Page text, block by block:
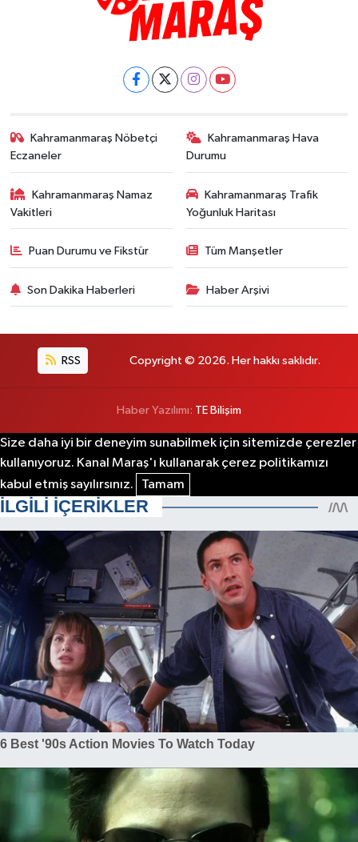
Kahramanmaraş Nöbetçi
Eczaneler
Kahramanmaraş Hava
Durumu
Kahramanmaraş Namaz
Vakitleri
Kahramanmaraş Trafik
Yoğunluk Haritası
Puan Durumu ve Fikstür Tüm Manşetler
Son Dakika Haberleri Haber Arşivi
RSS Copyright © 2026. Her hakkı saklıdır.
Haber Yazılımı: TE Bilişim
Size daha iyi bir deneyim sunabilmek için sitemizde çerezler
kullanıyoruz. Kanal Maraş'ı kullanarak çerez politikamızı
kabul etmiş sayılırsınız.
Tamam